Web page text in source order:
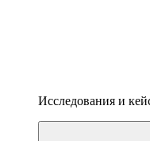
Исследования и